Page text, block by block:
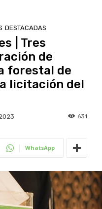
DESTACADAS
| Tres
de
forestal de
licitación del
631
WhatsApp